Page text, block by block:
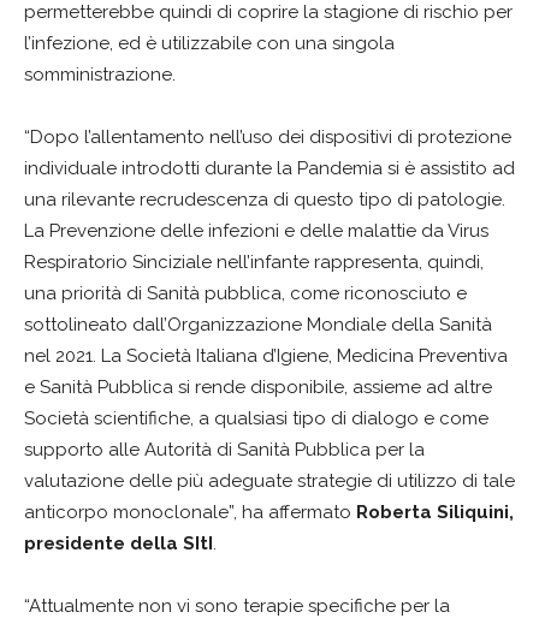
permetterebbe quindi di coprire la stagione di rischio per
l’infezione, ed è utilizzabile con una singola
somministrazione.
“Dopo l’allentamento nell’uso dei dispositivi di protezione
individuale introdotti durante la Pandemia si è assistito ad
una rilevante recrudescenza di questo tipo di patologie.
La Prevenzione delle infezioni e delle malattie da Virus
Respiratorio Sinciziale nell’infante rappresenta, quindi,
una priorità di Sanità pubblica, come riconosciuto e
sottolineato dall’Organizzazione Mondiale della Sanità
nel 2021. La Società Italiana d’Igiene, Medicina Preventiva
e Sanità Pubblica si rende disponibile, assieme ad altre
Società scientifiche, a qualsiasi tipo di dialogo e come
supporto alle Autorità di Sanità Pubblica per la
valutazione delle più adeguate strategie di utilizzo di tale
anticorpo monoclonale”, ha affermato Roberta Siliquini,
presidente della SItI.
“Attualmente non vi sono terapie specifiche per la